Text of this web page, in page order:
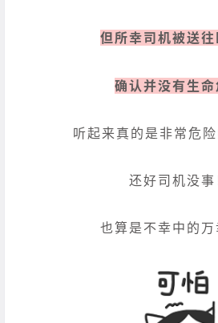
但所幸司机被送往
确认并没有生命
听起来真的是非常危
还好司机没事
也算是不幸中的万